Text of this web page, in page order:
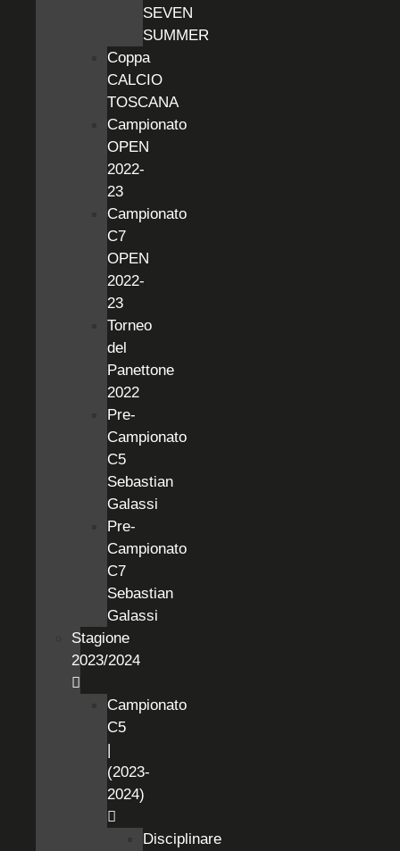
SEVEN
SUMMER
Coppa
CALCIO
TOSCANA
Campionato
OPEN
2022-
23
Campionato
C7
OPEN
2022-
23
Torneo
del
Panettone
2022
Pre-
Campionato
C5
Sebastian
Galassi
Pre-
Campionato
C7
Sebastian
Galassi
Stagione
2023/2024
Campionato
C5
|
(2023-
2024)
Disciplinare